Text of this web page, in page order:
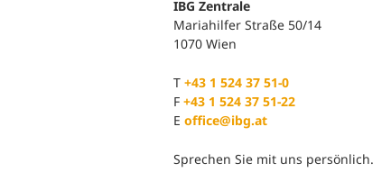
IBG Zentrale
Mariahilfer Straße 50/14
1070 Wien
T +43 1 524 37 51-0
F +43 1 524 37 51-22
E office@ibg.at
Sprechen Sie mit uns persönlich.